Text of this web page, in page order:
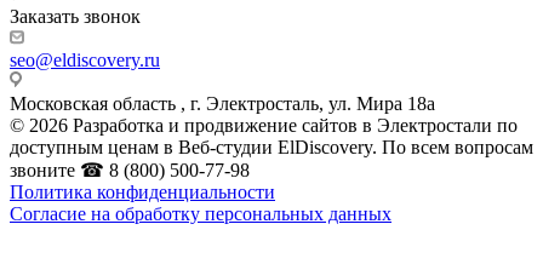
Заказать звонок
seo@eldiscovery.ru
Московская область , г. Электросталь, ул. Мира 18а
© 2026 Разработка и продвижение сайтов в Электростали по
доступным ценам в Веб-студии ElDiscovery. По всем вопросам
звоните ☎ 8 (800) 500-77-98
Политика конфиденциальности
Согласие на обработку персональных данных